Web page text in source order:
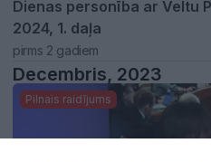
Dienas personība ar Veltu
2024, 1. daļa
pirms 2 gadiem
Decembris, 2023
Pilnais raidījums